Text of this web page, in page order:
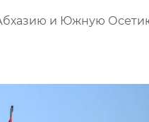
и Южную